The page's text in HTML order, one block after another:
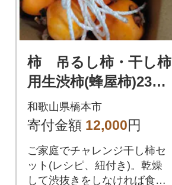
柿 吊るし柿・干し柿
用生渋柿(蜂屋柿)23～
35個入り
和歌山県橋本市
寄付金額 12,000円
ご家庭でチャレンジ干し柿セ
ット(レシピ、紐付き)。乾燥
して渋抜きをしなければ食べ